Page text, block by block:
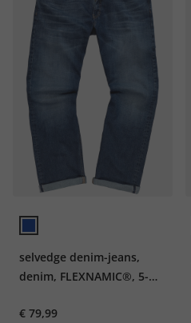
selvedge denim-jeans,
denim, FLEXNAMIC®, 5-
pocket, tot 72
€ 79,99